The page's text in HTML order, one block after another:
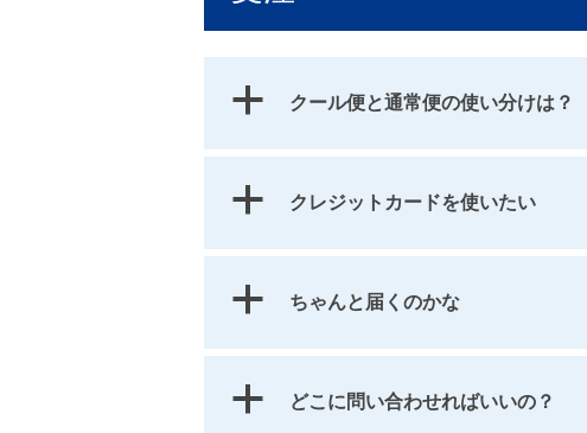
a クール便と通常便の使い分けは？
a クレジットカードを使いたい
a ちゃんと届くのかな
a どこに問い合わせればいいの？